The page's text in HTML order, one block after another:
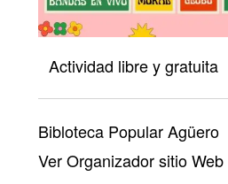
Actividad libre y gratuita
Bibloteca Popular Agüero
Ver Organizador sitio Web